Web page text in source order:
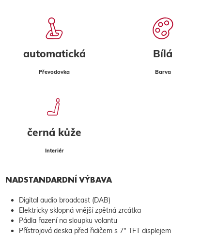
automatická
Převodovka
Bílá
Barva
černá kůže
Interiér
NADSTANDARDNÍ VÝBAVA
Digital audio broadcast (DAB)
Elektricky sklopná vnější zpětná zrcátka
Pádla řazení na sloupku volantu
Přístrojová deska před řidičem s 7" TFT displejem